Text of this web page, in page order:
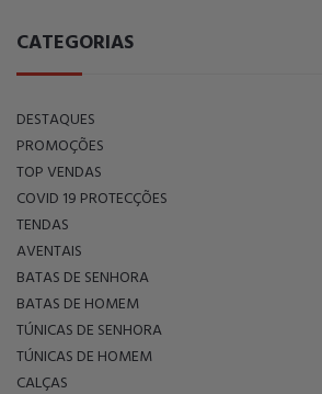
CATEGORIAS
DESTAQUES
PROMOÇÕES
TOP VENDAS
COVID 19 PROTECÇÕES
TENDAS
AVENTAIS
BATAS DE SENHORA
BATAS DE HOMEM
TÚNICAS DE SENHORA
TÚNICAS DE HOMEM
CALÇAS